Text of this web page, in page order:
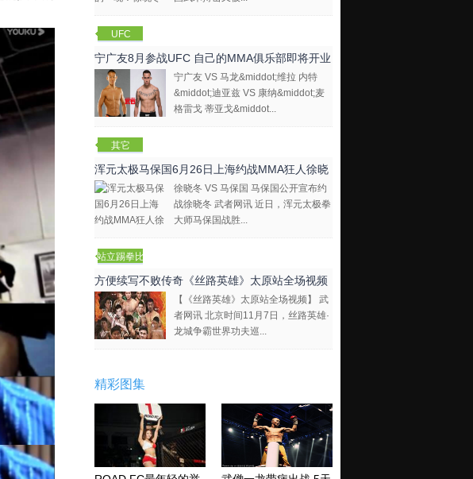
UFC
宁广友8月参战UFC 自己的MMA俱乐部即将开业
宁广友 VS 马龙&middot;维拉 内特
&middot;迪亚兹 VS 康纳&middot;麦
格雷戈 蒂亚戈&middot...
其它
浑元太极马保国6月26日上海约战MMA狂人徐晓
冬
徐晓冬 VS 马保国 马保国公开宣布约
战徐晓冬 武者网讯 近日，浑元太极拳
大师马保国战胜...
站立踢拳比
赛视频
方便续写不败传奇《丝路英雄》太原站全场视频
【《丝路英雄》太原站全场视频】 武
者网讯 北京时间11月7日，丝路英雄·
龙城争霸世界功夫巡...
精彩图集